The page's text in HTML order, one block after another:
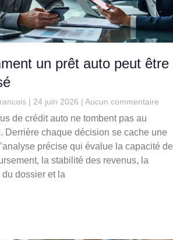
un prêt auto peut être
24 juin 2026 Aucun commentaire
de crédit auto ne tombent pas au
Derrière chaque décision se cache une
précise qui évalue la capacité de
la stabilité des revenus, la
dossier et la